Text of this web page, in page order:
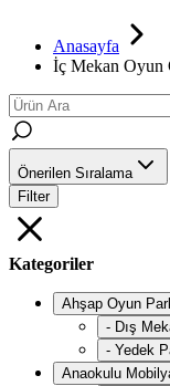
Anasayfa
İç Mekan Oyun
Önerilen Sıralama
Filter
Kategoriler
Ahşap Oyun
- Dış
- Yedek
Anaokulu